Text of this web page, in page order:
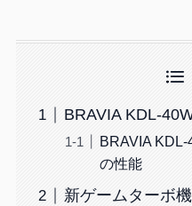
BRAVIA KDL-
BRAVIA
の性能
新ゲームターボ